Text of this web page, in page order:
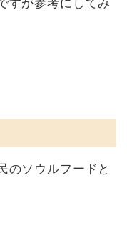
すが参考にしてみ
のソウルフードと